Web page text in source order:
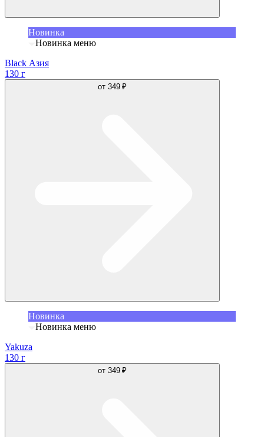
Новинка
Новинка меню
Black Азия
130 г
от 349 ₽
Новинка
Новинка меню
Yakuza
130 г
от 349 ₽